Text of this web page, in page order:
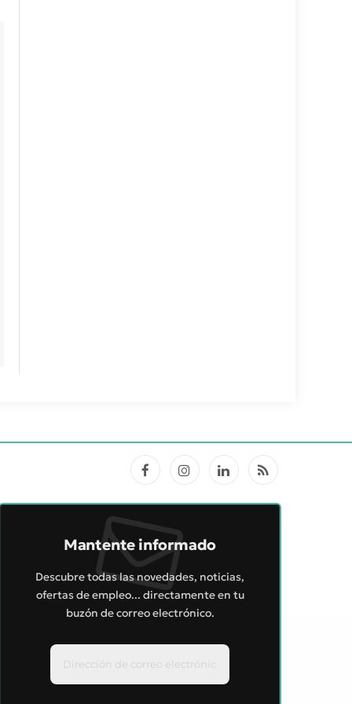
FacebookInstagramLinkedInRSS
Mantente informado
Descubre todas las novedades, noticias,
ofertas de empleo... directamente en tu
buzón de correo electrónico.